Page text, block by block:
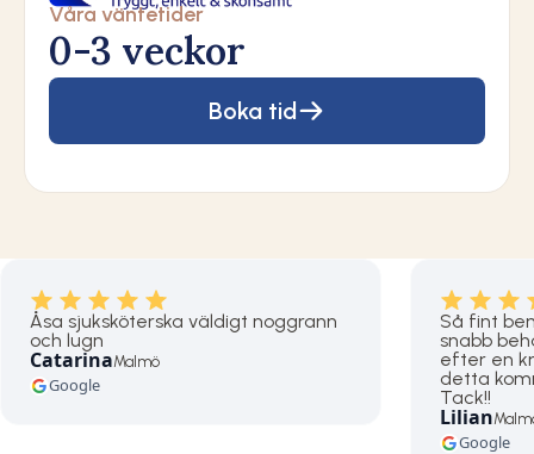
Våra väntetider
0-3 veckor
Boka tid
Åsa sjuksköterska väldigt noggrann
och lugn
CatarinaMalmö
Google
Så fint
snabb
efter en
detta
Tack!!
Lilian
Google